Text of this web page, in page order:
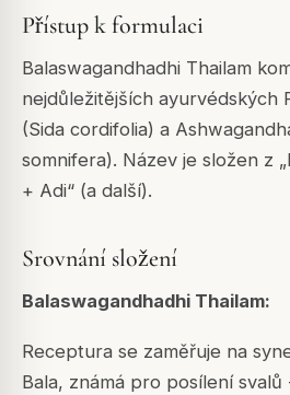
Přístup k formulaci
Balaswagandhadhi Thailam
nejdůležitějších ayurvédských
(Sida cordifolia) a
somnifera). Název je složen z
+ Adi“ (a další).
Srovnání složení
Balaswagandhadhi Thailam:
Receptura se zaměřuje na
Bala, známá pro posílení svalů